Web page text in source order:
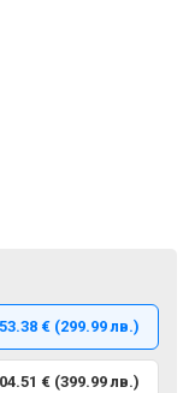
€ (299.99 лв.)
€ (399.99 лв.)